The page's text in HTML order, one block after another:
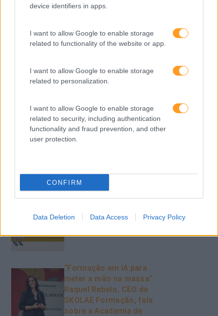
device identifiers in apps.
I want to allow Google to enable storage
related to functionality of the website or app.
I want to allow Google to enable storage
related to personalization.
I want to allow Google to enable storage
related to security, including authentication
functionality and fraud prevention, and other
user protection.
CONFIRM
Data Deletion Data Access Privacy Policy
calendário
Como usar a escuta
ativa para reter talento,
trabalho e aumentar a
produtividade
O futuro dos líderes é
crítico
Fazer perguntas tira-nos
“Formação em IA para
meter a mão na massa”
Raquel Rebelo, CEO da
SKOLAE Formação, fala
sobre a Academia de